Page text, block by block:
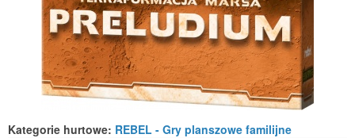
Kategorie hurtowe: REBEL - Gry planszowe familijne